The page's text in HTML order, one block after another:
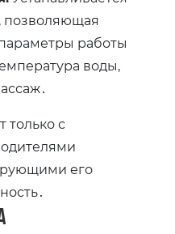
позволяющая
работы
воды,
только с
его